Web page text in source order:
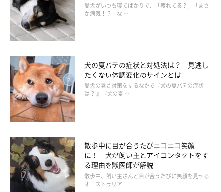
いぬのきもち投稿写真ギャラリー
冬の早朝や夕方は、他の季節よりも周囲が暗い時間帯となり、犬
の散歩時の事故などの危険性が高まります。
暗い時間帯に愛犬と散歩に出かけるときは、
を飼い主さんの洋服や持ち物、リード、首輪、犬服に装着するな
しましょう。
また、周囲が暗いことで道に落ちている危険なものや愛犬が食べ
てしまうおそれのあるものに気がつきにくくなるため、懐中電灯
愛犬がいつも寝てばかりで、「疲れてる？」「まさ
か病気！？」な …
犬の夏バテの症状と対処法は？ 見逃し
たくない体調変化のサインとは
愛犬の暑さ対策をするなかで『犬の夏バテの症状
は？ 』『犬の夏 …
散歩中に目が合うたびニコニコ笑顔
に！ 犬が飼い主とアイコンタクトをす
る理由を獣医師が解説
散歩中、飼い主さんと目が合うたびに笑顔を見せる
オーストラリア …